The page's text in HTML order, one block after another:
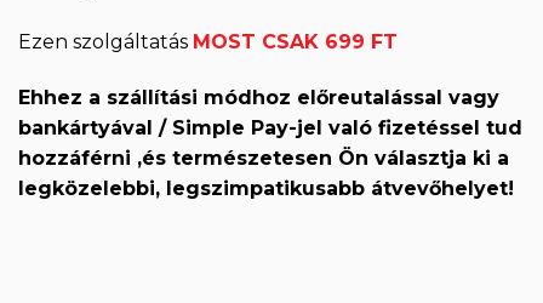
Ezen szolgáltatás MOST CSAK 699 FT
Ehhez a szállítási módhoz előreutalással vagy
bankártyával / Simple Pay-jel való fizetéssel tud
hozzáférni ,és természetesen Ön választja ki a
legközelebbi, legszimpatikusabb átvevőhelyet!